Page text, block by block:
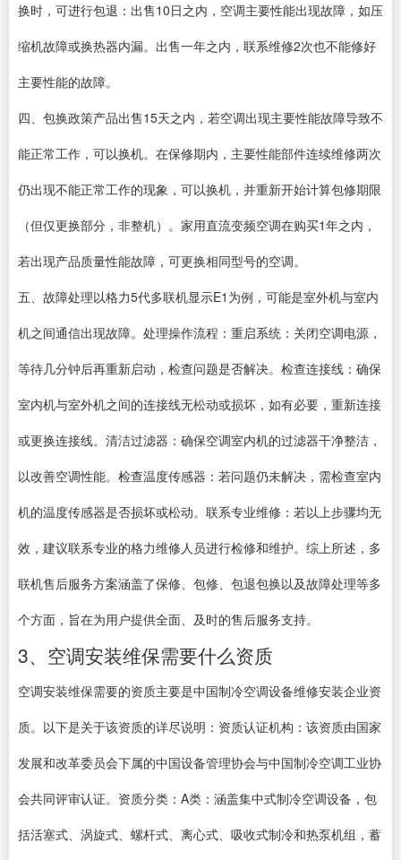
换时，可进行包退：出售10日之内，空调主要性能出现故障，如压
缩机故障或换热器内漏。出售一年之内，联系维修2次也不能修好
主要性能的故障。
四、包换政策产品出售15天之内，若空调出现主要性能故障导致不
能正常工作，可以换机。在保修期内，主要性能部件连续维修两次
仍出现不能正常工作的现象，可以换机，并重新开始计算包修期限
（但仅更换部分，非整机）。家用直流变频空调在购买1年之内，
若出现产品质量性能故障，可更换相同型号的空调。
五、故障处理以格力5代多联机显示E1为例，可能是室外机与室内
机之间通信出现故障。处理操作流程：重启系统：关闭空调电源，
等待几分钟后再重新启动，检查问题是否解决。检查连接线：确保
室内机与室外机之间的连接线无松动或损坏，如有必要，重新连接
或更换连接线。清洁过滤器：确保空调室内机的过滤器干净整洁，
以改善空调性能。检查温度传感器：若问题仍未解决，需检查室内
机的温度传感器是否损坏或松动。联系专业维修：若以上步骤均无
效，建议联系专业的格力维修人员进行检修和维护。综上所述，多
联机售后服务方案涵盖了保修、包修、包退包换以及故障处理等多
个方面，旨在为用户提供全面、及时的售后服务支持。
3、空调安装维保需要什么资质
空调安装维保需要的资质主要是中国制冷空调设备维修安装企业资
质。以下是关于该资质的详尽说明：资质认证机构：该资质由国家
发展和改革委员会下属的中国设备管理协会与中国制冷空调工业协
会共同评审认证。资质分类：A类：涵盖集中式制冷空调设备，包
括活塞式、涡旋式、螺杆式、离心式、吸收式制冷和热泵机组，蓄